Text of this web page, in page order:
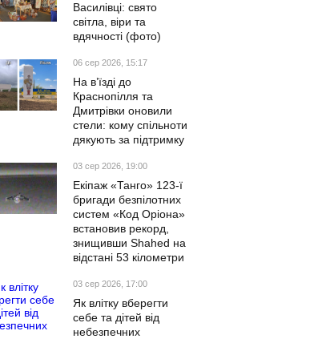
Василівці: свято
світла, віри та
вдячності (фото)
06 сер 2026, 15:17
На в’їзді до
Краснопілля та
Дмитрівки оновили
стели: кому спільноти
дякують за підтримку
03 сер 2026, 19:00
Екіпаж «Танго» 123-ї
бригади безпілотних
систем «Код Оріона»
встановив рекорд,
знищивши Shahed на
відстані 53 кілометри
03 сер 2026, 17:00
Як влітку вберегти
себе та дітей від
небезпечних